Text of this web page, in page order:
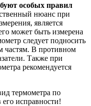
особых правил
нюанс при
является
может быть измерена
следует подносить
В противном
Также при
рекомендуется
термометра по
его исправности!